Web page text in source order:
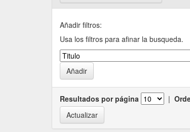
Añadir filtros:
Usa los filtros para afinar la busqueda.
Resultados por página |